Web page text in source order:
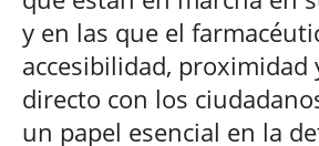
y en las que el
accesibilidad, proximidad
directo con los
un papel esencial en la